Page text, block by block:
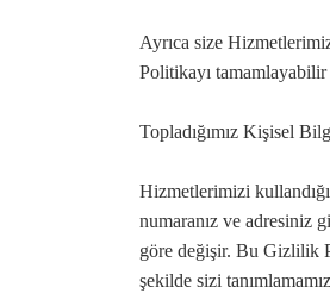
Ayrıca size
Politikayı
Topladığımız Kişisel
Hizmetlerimizi
numaranız ve adresiniz
göre değişir. Bu Gizlilik
şekilde sizi